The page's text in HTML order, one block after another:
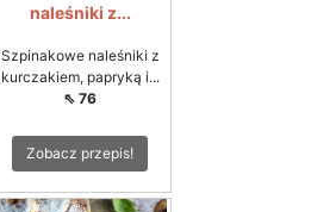
naleśniki z...
Szpinakowe naleśniki z
kurczakiem, papryką i...
⇖ 76
Zobacz przepis!